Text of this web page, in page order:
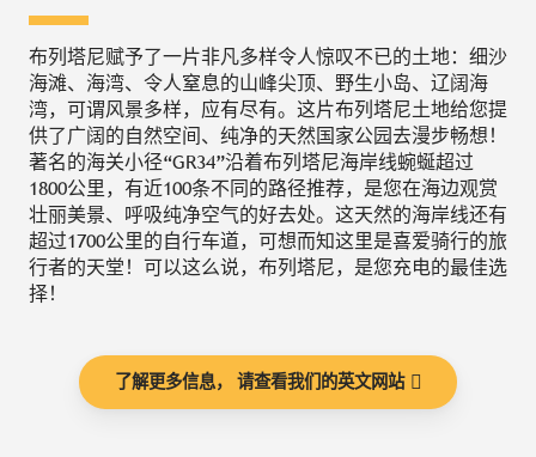
布列塔尼赋予了一片非凡多样令人惊叹不已的土地：细沙
海滩、海湾、令人窒息的山峰尖顶、野生小岛、辽阔海
湾，可谓风景多样，应有尽有。这片布列塔尼土地给您提
供了广阔的自然空间、纯净的天然国家公园去漫步畅想！
著名的海关小径“GR34”沿着布列塔尼海岸线蜿蜒超过
1800公里，有近100条不同的路径推荐，是您在海边观赏
壮丽美景、呼吸纯净空气的好去处。这天然的海岸线还有
超过1700公里的自行车道，可想而知这里是喜爱骑行的旅
行者的天堂！可以这么说，布列塔尼，是您充电的最佳选
择！
了解更多信息， 请查看我们的英文网站